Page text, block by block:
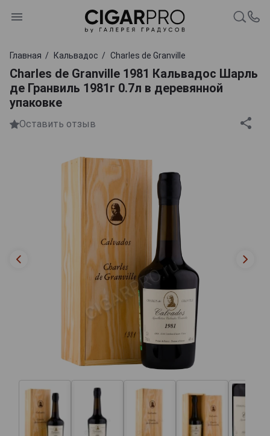
Главная Кальвадос Charles de Granville
Charles de Granville 1981 Кальвадос Шарль
де Гранвиль 1981г 0.7л в деревянной
упаковке
Оставить отзыв